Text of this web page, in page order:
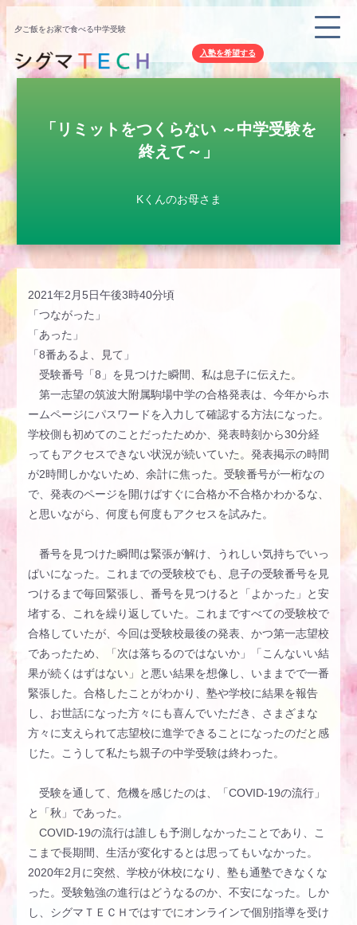
夕ご飯をお家で食べる中学受験
入塾を希望する
「リミットをつくらない ～中学受験を
終えて～」
Kくんのお母さま
2021年2月5日午後3時40分頃
「つながった」
「あった」
「8番あるよ、見て」
受験番号「8」を見つけた瞬間、私は息子に伝えた。
第一志望の筑波大附属駒場中学の合格発表は、今年からホ
ームページにパスワードを入力して確認する方法になった。
学校側も初めてのことだったためか、発表時刻から30分経
ってもアクセスできない状況が続いていた。発表掲示の時間
が2時間しかないため、余計に焦った。受験番号が一桁なの
で、発表のページを開けばすぐに合格か不合格かわかるな、
と思いながら、何度も何度もアクセスを試みた。
番号を見つけた瞬間は緊張が解け、うれしい気持ちでいっ
ぱいになった。これまでの受験校でも、息子の受験番号を見
つけるまで毎回緊張し、番号を見つけると「よかった」と安
堵する、これを繰り返していた。これまですべての受験校で
合格していたが、今回は受験校最後の発表、かつ第一志望校
であったため、「次は落ちるのではないか」「こんないい結
果が続くはずはない」と悪い結果を想像し、いままでで一番
緊張した。合格したことがわかり、塾や学校に結果を報告
し、お世話になった方々にも喜んでいただき、さまざまな
方々に支えられて志望校に進学できることになったのだと感
じた。こうして私たち親子の中学受験は終わった。
受験を通して、危機を感じたのは、「COVID-19の流行」
と「秋」であった。
COVID-19の流行は誰しも予測しなかったことであり、こ
こまで長期間、生活が変化するとは思ってもいなかった。
2020年2月に突然、学校が休校になり、塾も通塾できなくな
った。受験勉強の進行はどうなるのか、不安になった。しか
し、シグマＴＥＣＨではすでにオンラインで個別指導を受け